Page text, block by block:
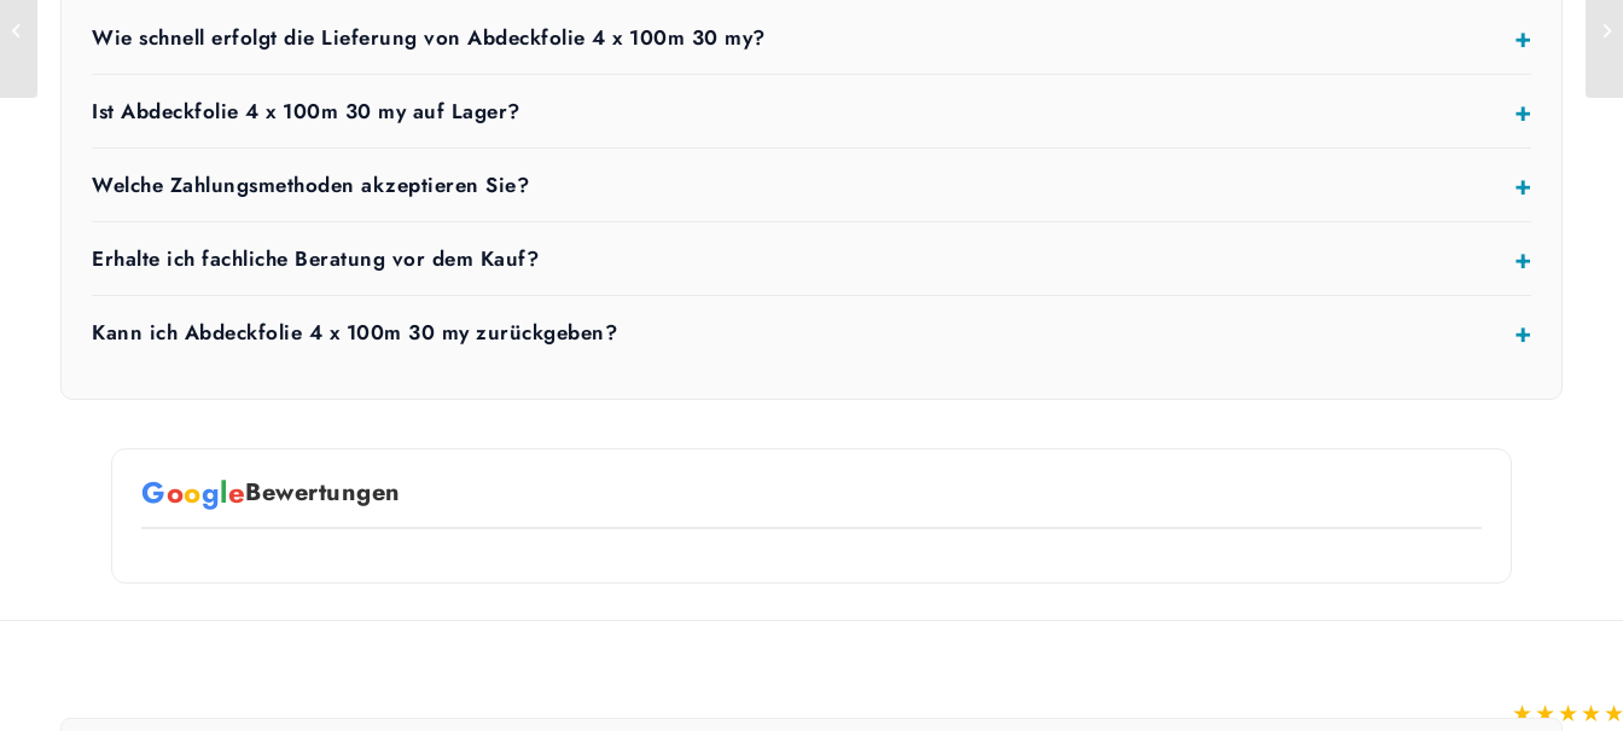
Wie schnell erfolgt die Lieferung von Abdeckfolie 4 x 100m 30 my?
Ist Abdeckfolie 4 x 100m 30 my auf Lager?
Welche Zahlungsmethoden akzeptieren Sie?
Erhalte ich fachliche Beratung vor dem Kauf?
Kann ich Abdeckfolie 4 x 100m 30 my zurückgeben?
GoogleBewertungen